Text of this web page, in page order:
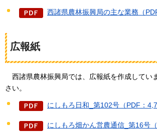
西諸県農林振興局の主な業務（
広報紙
西諸県農林振興局では、 広報紙を作成してい
さい。
にしもろ日和_第102号（PDF：
にしもろ畑かん営農通信_第16号